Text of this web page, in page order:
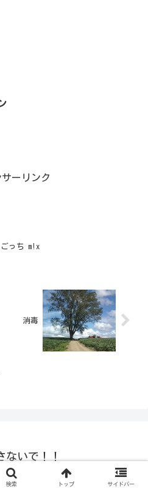
サーリンク
っち m!x
消毒
ないで！！
を探さないで！！.
検索 トップ サイドバー